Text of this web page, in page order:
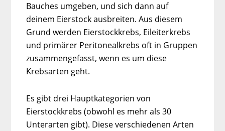
Bauches umgeben, und sich dann auf
deinem Eierstock ausbreiten. Aus diesem
Grund werden Eierstockkrebs, Eileiterkrebs
und primärer Peritonealkrebs oft in Gruppen
zusammengefasst, wenn es um diese
Krebsarten geht.
Es gibt drei Hauptkategorien von
Eierstockkrebs (obwohl es mehr als 30
Unterarten gibt). Diese verschiedenen Arten